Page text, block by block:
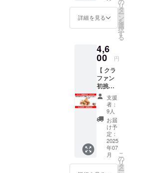
をア
ピール
化を一
緒に盛
よう！
あなた
のエビ
愛をカ
タチに
しませ
んか？
「#エビ
を食べ
て応
援！」
の気持
の「海
老の王
豪華な
塩焼
き、テ
ルミ
ドー
ル、エ
ビフラ
イ、
BBQな
ど、さ
まざま
な料理
を楽し
むこと
ができ
ます。
字覚悟
の記念
商品で
す。他
も併せ
て購入
いただ
けます
と幸い
です。
★ エビ
好き必
見！一
度は食
べてほ
しい特
大むき
えび
1.15kg
（解凍
詳細を見る
リ
タ
ー
ン
を
選
択
す
る
4,6
00 円
【 クラ
ファン
初挑戦
記念！
２
８％OF
F（送料
み）】
★ エビ
好き必
見！一
度は食
支援
者：
9人
お届
け予
定：
2025
年07
月
こ
の
リ
タ
ー